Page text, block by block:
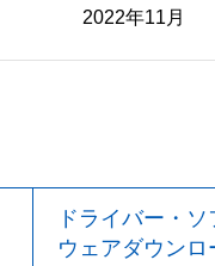
2022年11月
ドライバー・ソ
ウェアダウンロ